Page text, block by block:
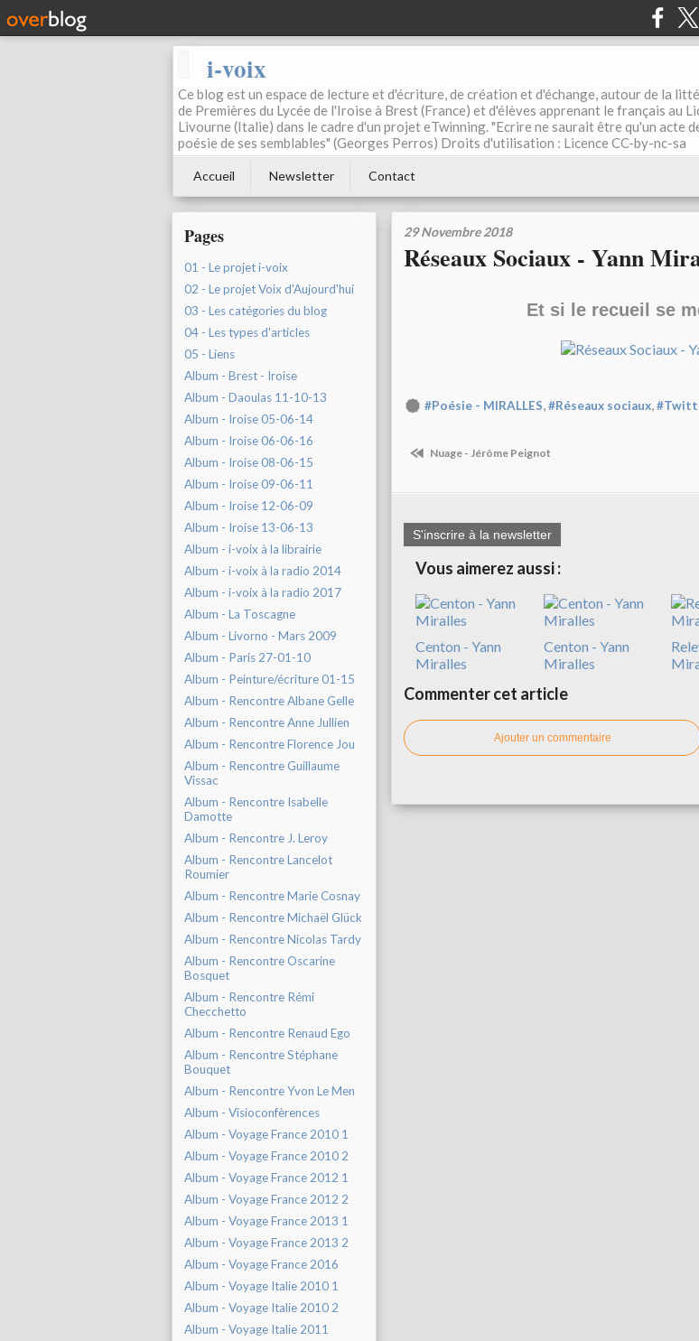
i-voix
Ce blog est un espace de lecture et d'écriture, de création et d'échange, autour de la
de Premières du Lycée de l'Iroise à Brest (France) et d'élèves apprenant le français au
Livourne (Italie) dans le cadre d'un projet eTwinning. "Ecrire ne saurait être qu'un acte
poésie de ses semblables" (Georges Perros) Droits d'utilisation : Licence CC-by-nc-sa
Accueil Newsletter Contact
Pages
01 - Le projet i-voix
02 - Le projet Voix d'Aujourd'hui
03 - Les catégories du blog
04 - Les types d'articles
05 - Liens
Album - Brest - Iroise
Album - Daoulas 11-10-13
Album - Iroise 05-06-14
Album - Iroise 06-06-16
Album - Iroise 08-06-15
Album - Iroise 09-06-11
Album - Iroise 12-06-09
Album - Iroise 13-06-13
Album - i-voix à la librairie
Album - i-voix à la radio 2014
Album - i-voix à la radio 2017
Album - La Toscagne
Album - Livorno - Mars 2009
Album - Paris 27-01-10
Album - Peinture/écriture 01-15
Album - Rencontre Albane Gelle
Album - Rencontre Anne Jullien
Album - Rencontre Florence Jou
Album - Rencontre Guillaume
Vissac
Album - Rencontre Isabelle
Damotte
Album - Rencontre J. Leroy
Album - Rencontre Lancelot
Roumier
Album - Rencontre Marie Cosnay
Album - Rencontre Michaël Glück
Album - Rencontre Nicolas Tardy
Album - Rencontre Oscarine
Bosquet
Album - Rencontre Rémi
Checchetto
Album - Rencontre Renaud Ego
Album - Rencontre Stéphane
Bouquet
Album - Rencontre Yvon Le Men
Album - Visioconfèrences
Album - Voyage France 2010 1
Album - Voyage France 2010 2
Album - Voyage France 2012 1
Album - Voyage France 2012 2
Album - Voyage France 2013 1
Album - Voyage France 2013 2
Album - Voyage France 2016
Album - Voyage Italie 2010 1
Album - Voyage Italie 2010 2
Album - Voyage Italie 2011
29 Novembre 2018
Réseaux Sociaux - Yann
Et si le recueil se
#Poésie - MIRALLES,#Réseaux sociaux,
Nuage - Jérôme Peignot
S'inscrire à la newsletter
Vous aimerez aussi :
Centon - Yann
Miralles
Centon - Yann
Miralles
Commenter cet article
Ajouter un commentaire